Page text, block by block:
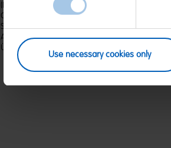
Use necessary cookies only
(D) Kaubonbon-Dragees mit 2,7 % Brausepulver
Geschmack | Zutaten: Zucker; Glukosesirup;
Sorbitsirup; Säuerungsmittel: Citronensäure;
Aroma; Säureregulator:
Überzugsmittel: Bienenwachs weiß und gelb;